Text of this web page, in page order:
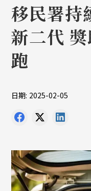
移民署持
新二代
跑
日期: 2025-02-05